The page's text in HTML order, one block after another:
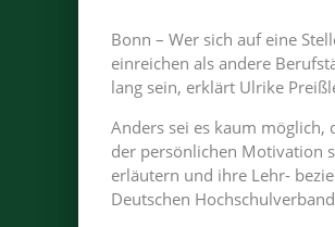
Bonn – Wer sich auf eine
einreichen als andere
lang sein, erklärt Ulrike
Anders sei es kaum möglich,
der persönlichen Motivation
erläutern und ihre Lehr-
Deutschen